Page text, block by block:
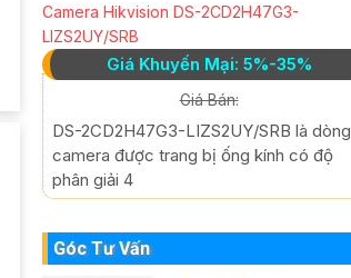
Camera Hikvision DS-2CD2H47G3-
LIZS2UY/SRB
Giá Khuyến Mại: 5%-35%
Giá Bán:
DS-2CD2H47G3-LIZS2UY/SRB là dòng
camera được trang bị ống kính có độ
phân giải 4
Góc Tư Vấn